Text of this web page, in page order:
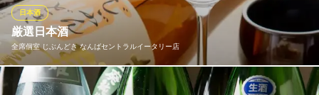
も！裏メニューもご用意しておりますので、お気軽におたずねく
ださい。
居酒屋 ふるや
居酒屋、海鮮料理
近鉄難波線近鉄日本橋駅 徒歩4分
厳選日本酒
全席個室 じぶんどき なんばセントラルイータリー店
日本酒
お飲み物はは日本各地の厳選日本酒を取り揃え、お得な3種飲み比